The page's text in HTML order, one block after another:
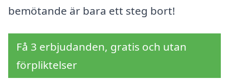
bemötande är bara ett steg bort!
Få 3 erbjudanden, gratis och utan
förpliktelser